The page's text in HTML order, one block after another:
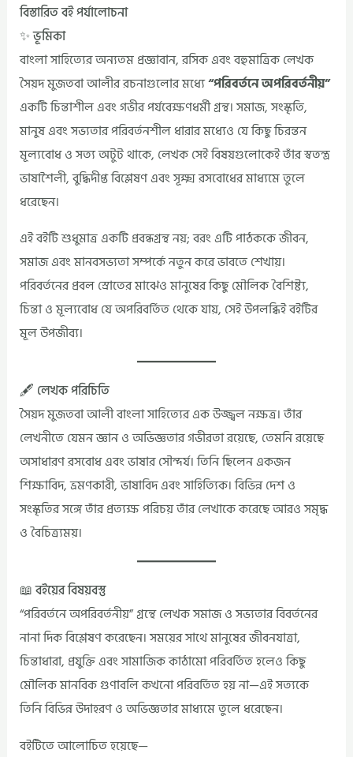
বিস্তারিত বই পর্যালোচনা
✨ ভূমিকা
বাংলা সাহিত্যের অন্যতম প্রজ্ঞাবান, রসিক এবং বহুমাত্রিক লেখক
সৈয়দ মুজতবা আলীর রচনাগুলোর মধ্যে“পরিবর্তনে অপরিবর্তনীয়”
একটি চিন্তাশীল এবং গভীর পর্যবেক্ষণধর্মী গ্রন্থ। সমাজ, সংস্কৃতি,
মানুষ এবং সভ্যতার পরিবর্তনশীল ধারার মধ্যেও যে কিছু চিরন্তন
মূল্যবোধ ও সত্য অটুট থাকে, লেখক সেই বিষয়গুলোকেই তাঁর স্বতন্ত্র
ভাষাশৈলী, বুদ্ধিদীপ্ত বিশ্লেষণ এবং সূক্ষ্ম রসবোধের মাধ্যমে তুলে
ধরেছেন।
এই বইটি শুধুমাত্র একটি প্রবন্ধগ্রন্থ নয়; বরং এটি পাঠককে জীবন,
সমাজ এবং মানবসভ্যতা সম্পর্কে নতুন করে ভাবতে শেখায়।
পরিবর্তনের প্রবল স্রোতের মাঝেও মানুষের কিছু মৌলিক বৈশিষ্ট্য,
চিন্তা ও মূল্যবোধ যে অপরিবর্তিত থেকে যায়, সেই উপলব্ধিই বইটির
মূল উপজীব্য।
🖋️ লেখক পরিচিতি
সৈয়দ মুজতবা আলী বাংলা সাহিত্যের এক উজ্জ্বল নক্ষত্র। তাঁর
লেখনীতে যেমন জ্ঞান ও অভিজ্ঞতার গভীরতা রয়েছে, তেমনি রয়েছে
অসাধারণ রসবোধ এবং ভাষার সৌন্দর্য। তিনি ছিলেন একজন
শিক্ষাবিদ, ভ্রমণকারী, ভাষাবিদ এবং সাহিত্যিক। বিভিন্ন দেশ ও
সংস্কৃতির সঙ্গে তাঁর প্রত্যক্ষ পরিচয় তাঁর লেখাকে করেছে আরও সমৃদ্ধ
ও বৈচিত্র্যময়।
📖 বইয়ের বিষয়বস্তু
“পরিবর্তনে অপরিবর্তনীয়” গ্রন্থে লেখক সমাজ ও সভ্যতার বিবর্তনের
নানা দিক বিশ্লেষণ করেছেন। সময়ের সাথে মানুষের জীবনযাত্রা,
চিন্তাধারা, প্রযুক্তি এবং সামাজিক কাঠামো পরিবর্তিত হলেও কিছু
মৌলিক মানবিক গুণাবলি কখনো পরিবর্তিত হয় না—এই সত্যকে
তিনি বিভিন্ন উদাহরণ ও অভিজ্ঞতার মাধ্যমে তুলে ধরেছেন।
বইটিতে আলোচিত হয়েছে—